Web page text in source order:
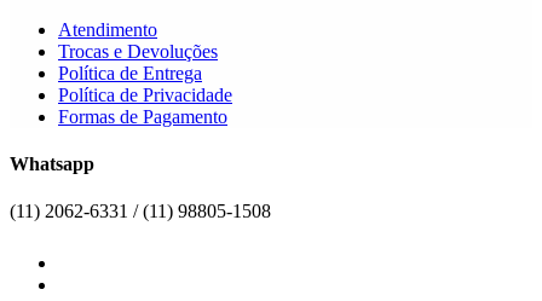
Atendimento
Trocas e Devoluções
Política de Entrega
Política de Privacidade
Formas de Pagamento
Whatsapp
(11) 2062-6331 / (11) 98805-1508